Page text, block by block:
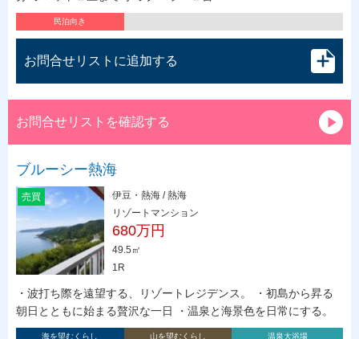
民泊向き
お問合せリストに追加する
お問合せリストを確認する
ブルーシー熱海
売買
伊豆・熱海 / 熱海
リゾートマンション
680万円
49.5㎡
1R
・波打ち際を遠望する、リゾートレジデンス。 ・初島から昇る
朝日とともに始まる贅沢な一日 ・温泉と海景色を日常にする。
海を望むくらし 山を望むくらし 温泉大浴場